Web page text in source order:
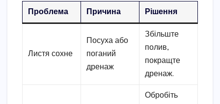
Проблема Причина Рішення
Листя сохне
Посуха або
поганий
дренаж
Збільште
полив,
покращте
дренаж.
Обробіть